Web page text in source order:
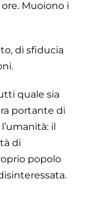
Muoiono i
di sfiducia
quale sia
portante di
il
di
popolo